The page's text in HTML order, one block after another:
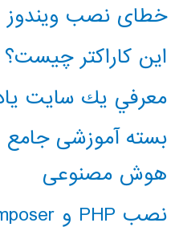
خطای نصب ویندوز
این کاراکتر چیست؟ 65279
معرفي يك سايت
بسته آموزشی
هوش مصنوعی
نصب PHP و composer در ویندوز 10